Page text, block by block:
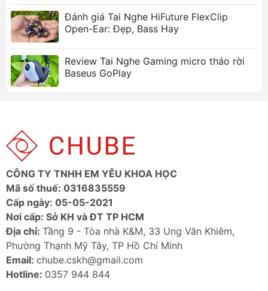
Âm thanh chất lượng cao:Với bán kính 10mm
và dải tần số 20 - 20000Hz, Baseus W11 mang
lại âm thanh rõ ràng và sống động.
Kết nối Type-C:Sạc nhanh chóng và tiện lợi,
tương thích với nhiều thiết bị.
Ảnh sản phẩm Tai nghe Bluetooth
Đánh giá Tai Nghe HiFuture FlexClip
Open-Ear: Đẹp, Bass Hay
Review Tai Nghe Gaming micro tháo rời
Baseus GoPlay
CÔNG TY TNHH EM YÊU KHOA HỌC
Mã số thuế: 0316835559
Cấp ngày: 05-05-2021
Nơi cấp: Sở KH và ĐT TP HCM
Địa chỉ: Tầng 9 - Tòa nhà K&M, 33 Ung Văn Khiêm,
Phường Thạnh Mỹ Tây, TP Hồ Chí Minh
Email: chube.cskh@gmail.com
Hotline: 0357 944 844